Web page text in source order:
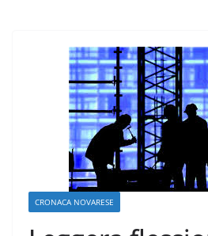
CRONACA NOVARESE